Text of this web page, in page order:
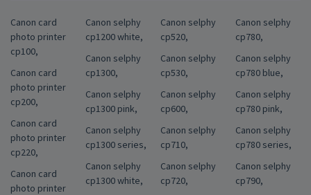
Canon card
photo printer
cp100,
Canon card
photo printer
cp200,
Canon card
photo printer
cp220,
Canon card
photo printer
Canon selphy
cp1200 white,
Canon selphy
cp1300,
Canon selphy
cp1300 pink,
Canon selphy
cp1300 series,
Canon selphy
cp1300 white,
Canon selphy
cp520,
Canon selphy
cp530,
Canon selphy
cp600,
Canon selphy
cp710,
Canon selphy
cp720,
Canon selphy
cp780,
Canon selphy
cp780 blue,
Canon selphy
cp780 pink,
Canon selphy
cp780 series,
Canon selphy
cp790,